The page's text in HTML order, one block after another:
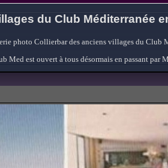
du Club Méditerranée
photo Collierbar des anciens villages du Club
Med est ouvert à tous désormais en passant